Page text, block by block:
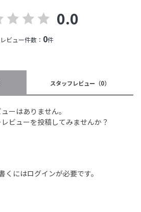
0.0
レビュー件数： 0件
スタッフレビュー （0）
ューはありません。
ビューを投稿してみませんか？
くにはログインが必要です。